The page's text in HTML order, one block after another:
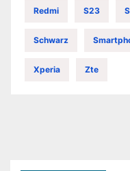
Redmi S23
Schwarz
Xperia Zte